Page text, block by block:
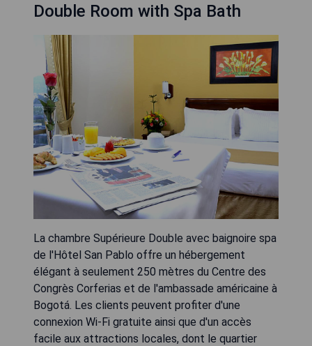
Double Room with Spa Bath
La chambre Supérieure Double avec baignoire spa
de l'Hôtel San Pablo offre un hébergement
élégant à seulement 250 mètres du Centre des
Congrès Corferias et de l'ambassade américaine à
Bogotá. Les clients peuvent profiter d'une
connexion Wi-Fi gratuite ainsi que d'un accès
facile aux attractions locales, dont le quartier